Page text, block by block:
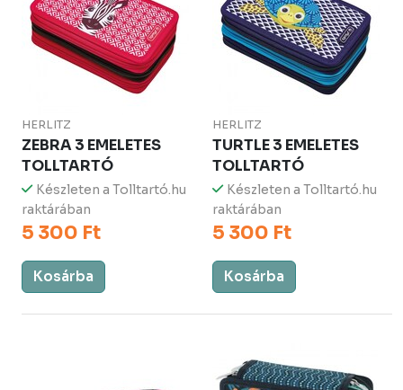
HERLITZ
ZEBRA 3 EMELETES
TOLLTARTÓ
Készleten a Tolltartó.hu
raktárában
5 300 Ft
Kosárba
HERLITZ
TURTLE 3 EMELETES
TOLLTARTÓ
Készleten a Tolltartó.hu
raktárában
5 300 Ft
Kosárba